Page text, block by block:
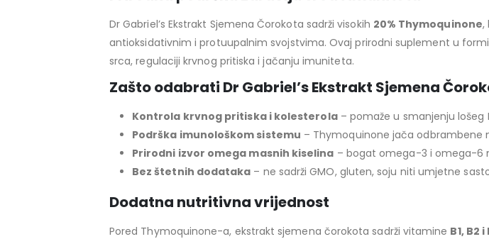
Dr Gabriel’s Ekstrakt Sjemena Čorokota sadrži visokih 20% Thymoquinone,
antioksidativnim i protuupalnim svojstvima. Ovaj prirodni suplement u formi
srca, regulaciji krvnog pritiska i jačanju imuniteta.
Zašto odabrati Dr Gabriel’s Ekstrakt Sjemena
Kontrola krvnog pritiska i kolesterola– pomaže u smanjenju lošeg
Podrška imunološkom sistemu – Thymoquinone jača odbrambene
Prirodni izvor omega masnih kiselina – bogat omega-3 i omega-6
Bez štetnih dodataka – ne sadrži GMO, gluten, soju niti umjetne
Dodatna nutritivna vrijednost
Pored Thymoquinone-a, ekstrakt sjemena čorokota sadrži vitamine B1, B2 i